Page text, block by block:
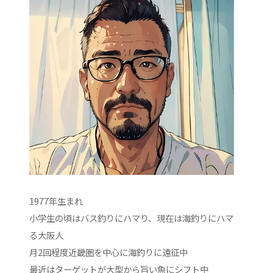
1977年生まれ
小学生の頃はバス釣りにハマり、現在は海釣りにハマ
る大阪人
月2回程度近畿圏を中心に海釣りに遠征中
最近はターゲットが大型から旨い魚にシフト中